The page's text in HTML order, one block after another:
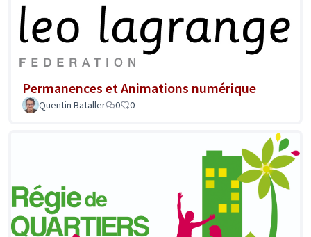
Permanences et Animations numérique
Quentin Bataller 0 0